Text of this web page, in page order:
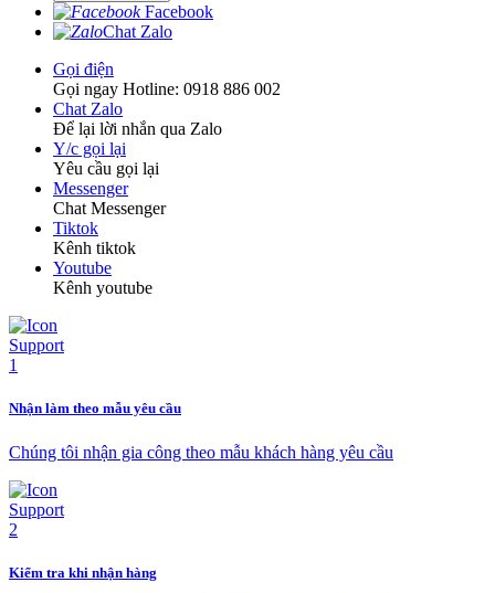
Facebook
Chat Zalo
Gọi điện
Gọi ngay Hotline: 0918 886 002
Chat Zalo
Để lại lời nhắn qua Zalo
Y/c gọi lại
Yêu cầu gọi lại
Messenger
Chat Messenger
Tiktok
Kênh tiktok
Youtube
Kênh youtube
Nhận làm theo mẫu yêu cầu
Chúng tôi nhận gia công theo mẫu khách hàng yêu cầu
Kiểm tra khi nhận hàng